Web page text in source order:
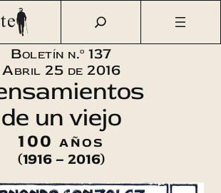
Corporación /Boletín n.° 137 – 100
de «Pensamientos de un viejo»
Boletín n.º 137
Abril 25 de 2016
de un viejo
100 años
(1916 – 2016)